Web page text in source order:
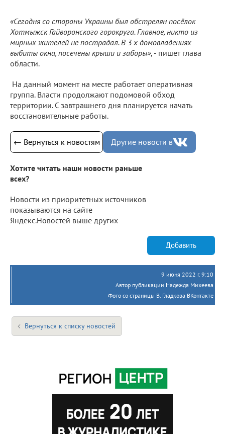
«Сегодня со стороны Украины был обстрелян посёлок
Хотмыжск Гайворонского горокруга. Главное, никто из
мирных жителей не пострадал. В 3-х домовладениях
выбиты окна, посечены крыши и заборы», - пишет глава
области.
На данный момент на месте работает оперативная
группа. Власти продолжают подомовой обход
территории. С завтрашнего дня планируется начать
восстановительные работы.
← Вернуться к новостям Другие новости в
Хотите читать наши новости раньше
всех?
Новости из приоритетных источников
показываются на сайте
Яндекс.Новостей выше других
Добавить
9 июня 2022 г. 9:10
Автор публикации Надежда Михеева
Фото со страницы В. Гладкова ВКонтакте
Вернуться к списку новостей